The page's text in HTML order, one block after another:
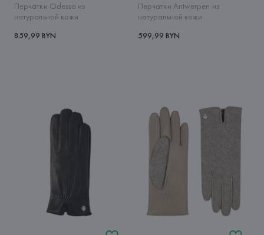
Перчатки Odessa из
натуральной кожи
859,99 BYN
Перчатки Antwerpen из
натуральной кожи
599,99 BYN